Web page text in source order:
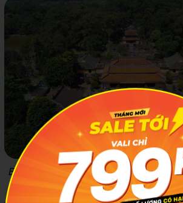
Bên ngoài kinh thành là lăng tẩm của
đại